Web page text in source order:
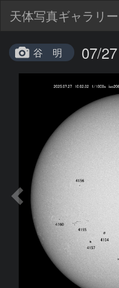
天体写真ギャラリー
谷 明 07/